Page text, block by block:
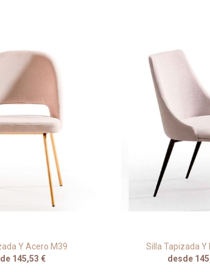
Y Acero M39
145,53 €
Silla Tapizada Y
desde